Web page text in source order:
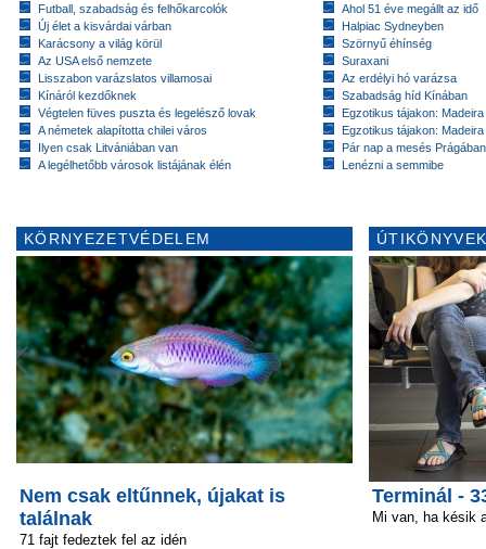
Futball, szabadság és felhőkarcolók
Új élet a kisvárdai várban
Karácsony a világ körül
Az USA első nemzete
Lisszabon varázslatos villamosai
Kínáról kezdőknek
Végtelen füves puszta és legelésző lovak
A németek alapította chilei város
Ilyen csak Litvániában van
A legélhetőbb városok listájának élén
Ahol 51 éve megállt az idő
Halpiac Sydneyben
Szörnyű éhínség
Suraxani
Az erdélyi hó varázsa
Szabadság híd Kínában
Egzotikus tájakon:
Egzotikus tájakon:
Pár nap a mesés Prágában
Lenézni a semmibe
KÖRNYEZETVÉDELEM
Nem csak eltűnnek, újakat is
találnak
71 fajt fedeztek fel az idén
Terminál -
Mi van, ha késik